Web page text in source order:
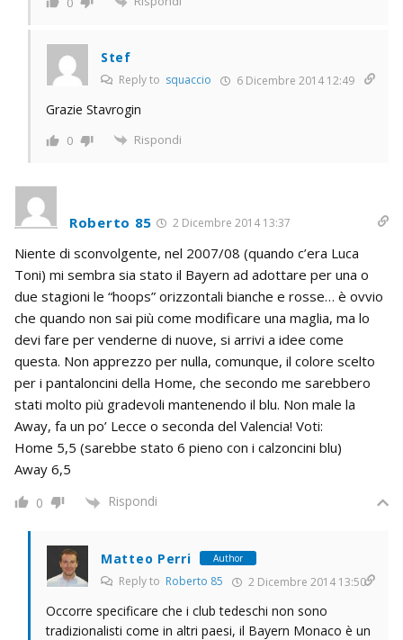
Stef
Reply to squaccio 6 Dicembre 2014 12:49
Grazie Stavrogin
0 Rispondi
Roberto 85 2 Dicembre 2014 13:37
Niente di sconvolgente, nel 2007/08 (quando c’era Luca
Toni) mi sembra sia stato il Bayern ad adottare per una o
due stagioni le “hoops” orizzontali bianche e rosse… è ovvio
che quando non sai più come modificare una maglia, ma lo
devi fare per venderne di nuove, si arrivi a idee come
questa. Non apprezzo per nulla, comunque, il colore scelto
per i pantaloncini della Home, che secondo me sarebbero
stati molto più gradevoli mantenendo il blu. Non male la
Away, fa un po’ Lecce o seconda del Valencia! Voti:
Home 5,5 (sarebbe stato 6 pieno con i calzoncini blu)
Away 6,5
0 Rispondi
Matteo Perri Author
Reply to Roberto 85 2 Dicembre 2014 13:50
Occorre specificare che i club tedeschi non sono
tradizionalisti come in altri paesi, il Bayern Monaco è un